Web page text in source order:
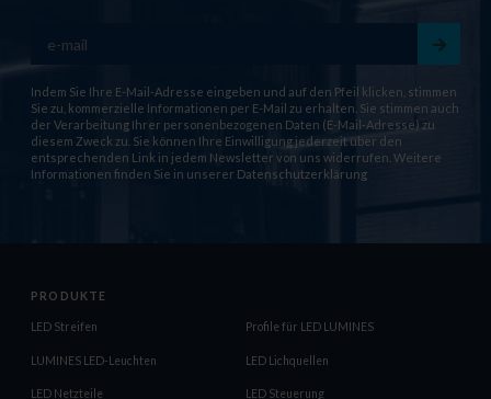
Indem Sie Ihre E-Mail-Adresse eingeben und auf den Pfeil klicken, stimmen
Sie zu, kommerzielle Informationen per E-Mail zu erhalten. Sie stimmen auch
der Verarbeitung Ihrer personenbezogenen Daten (E-Mail-Adresse) zu
diesem Zweck zu. Sie können Ihre Einwilligung jederzeit über den
entsprechenden Link in jedem Newsletter von uns widerrufen. Weitere
Informationen finden Sie in unserer Datenschutzerklärung
PRODUKTE
LED Streifen Profile für LED LUMINES
LUMINES LED-Leuchten LED Lichquellen
LED Netzteile LED Steuerung